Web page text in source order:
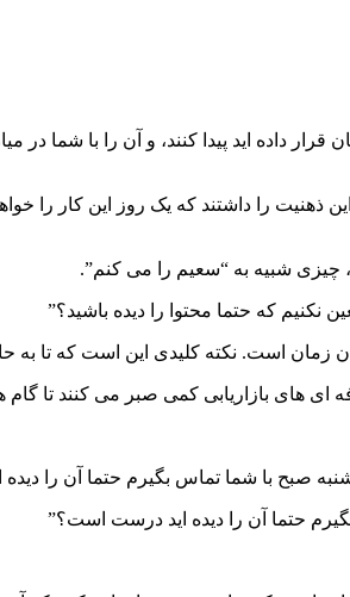
داده اید پیدا کنند، و آن را با شما
را داشتند که یک روز این کار را
نکنیم که حتما محتوا را دیده باشید؟”
است. نکته کلیدی این است که تا به
های بازاریابی کمی صبر می کنند تا گام
صبح با شما تماس بگیرم حتما آن را
حتما آن را دیده اید درست است؟”